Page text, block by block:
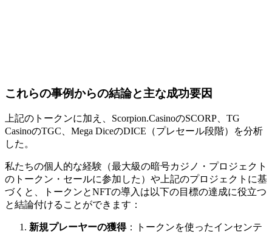
これらの事例からの結論と主な成功要因
上記のトークンに加え、Scorpion.CasinoのSCORP、TG
CasinoのTGC、Mega DiceのDICE（プレセール段階）を分析
した。
私たちの個人的な経験（最大級の暗号カジノ・プロジェクト
のトークン・セールに参加した）や上記のプロジェクトに基
づくと、トークンとNFTの導入は以下の目標の達成に役立つ
と結論付けることができます：
新規プレーヤーの獲得：トークンを使ったインセンテ